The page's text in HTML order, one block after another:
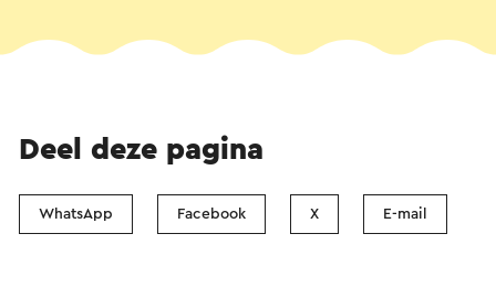
Deel deze pagina
WhatsApp Facebook X E-mail